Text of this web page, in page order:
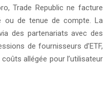
Trade Republic ne facture
ou de tenue de compte. La
des partenariats avec des
de fournisseurs d’ETF,
allégée pour l’utilisateur